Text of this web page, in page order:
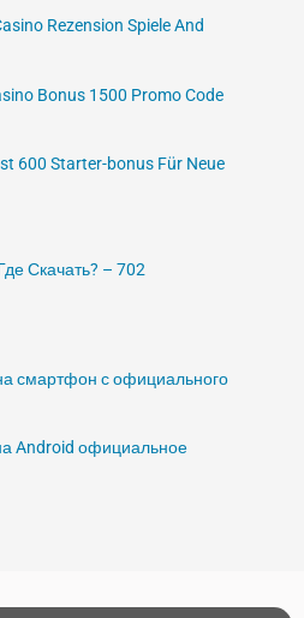
Rezension Spiele And
Bonus 1500 Promo Code
600 Starter-bonus Für Neue
Скачать? – 702
смартфон с официального
Android официальное